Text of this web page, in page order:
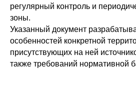
регулярный контроль и
зоны.
Указанный документ
особенностей конкретной
присутствующих на ней
также требований нормативной